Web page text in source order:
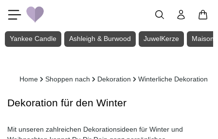
Zum Hauptinhalt springen
Yankee Candle Ashleigh & Burwood JuwelKerze Maison
Home Shoppen nach Dekoration Winterliche Dekoration
Dekoration für den Winter
Mit unseren zahlreichen Dekorationsideen für Winter und